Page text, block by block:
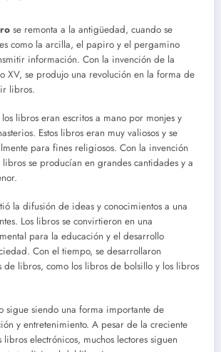
se remonta a la antigüedad, cuando se
como la arcilla, el papiro y el pergamino
información. Con la invención de la
XV, se produjo una revolución en la forma de
libros.
libros eran escritos a mano por monjes y
Estos libros eran muy valiosos y se
para fines religiosos. Con la invención
se producían en grandes cantidades y a
la difusión de ideas y conocimientos a una
Los libros se convirtieron en una
para la educación y el desarrollo
Con el tiempo, se desarrollaron
de libros, como los libros de bolsillo y los libros
sigue siendo una forma importante de
y entretenimiento. A pesar de la creciente
electrónicos, muchos lectores siguen